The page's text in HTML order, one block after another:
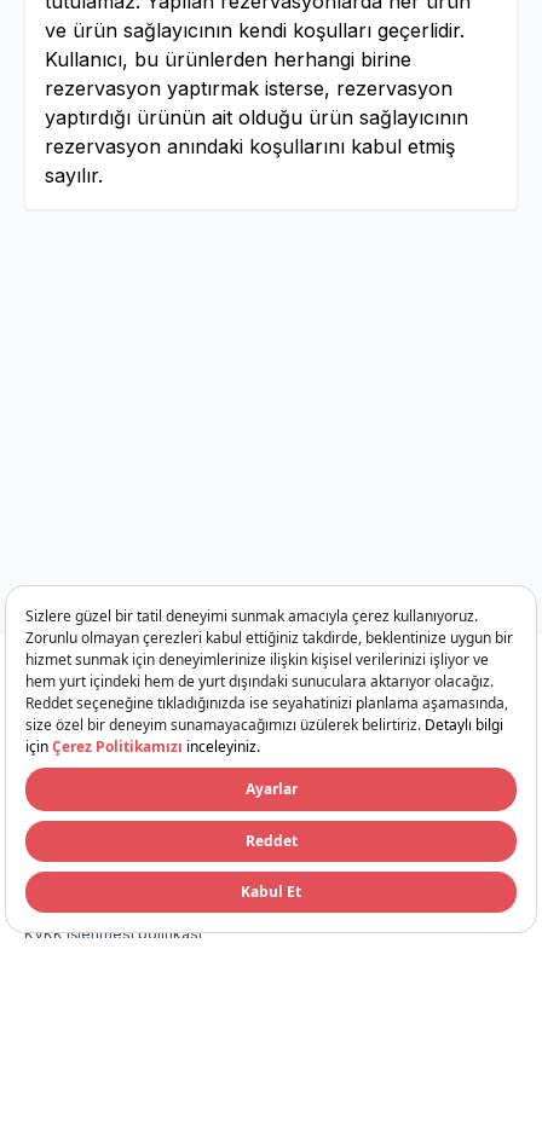
ve ürün sağlayıcının kendi koşulları geçerlidir.
Kullanıcı, bu ürünlerden herhangi birine
rezervasyon yaptırmak isterse, rezervasyon
yaptırdığı ürünün ait olduğu ürün sağlayıcının
rezervasyon anındaki koşullarını kabul etmiş
sayılır.
Kurumsal
Hakkında
İletişim
Türsab Belge No
Sözleşmeler
Kullanım sözleşmesi
Gizlilik sözleşmesi
Bilgi güvenliği politikası
KVKK aydınlatma metni
KVKK işlenmesi politikası